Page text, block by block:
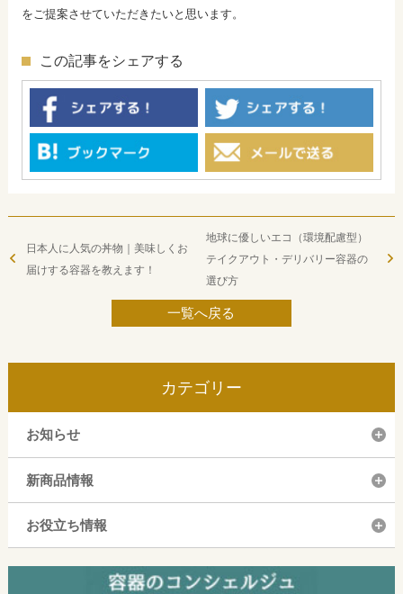
をご提案させていただきたいと思います。
この記事をシェアする
日本人に人気の丼物｜美味しくお
届けする容器を教えます！
一覧へ戻る
地球に優しいエコ（環境配慮型）
テイクアウト・デリバリー容器の
選び方
カテゴリー
お知らせ
新商品情報
お役立ち情報